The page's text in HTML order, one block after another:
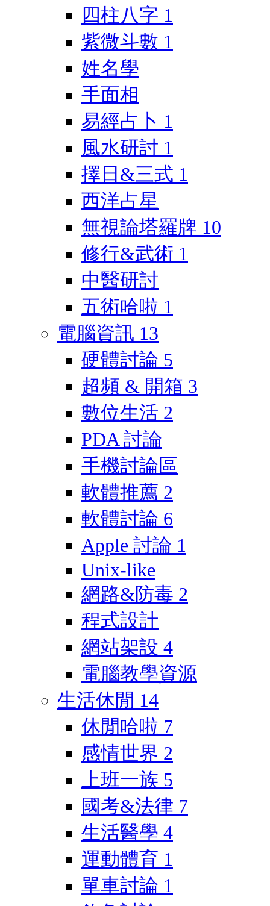
四柱八字 1
紫微斗數 1
姓名學
手面相
易經占卜 1
風水研討 1
擇日&三式 1
西洋占星
無視論塔羅牌 10
修行&武術 1
中醫研討
五術哈啦 1
電腦資訊 13
硬體討論 5
超頻 & 開箱 3
數位生活 2
PDA 討論
手機討論區
軟體推薦 2
軟體討論 6
Apple 討論 1
Unix-like
網路&防毒 2
程式設計
網站架設 4
電腦教學資源
生活休閒 14
休閒哈啦 7
感情世界 2
上班一族 5
國考&法律 7
生活醫學 4
運動體育 1
單車討論 1